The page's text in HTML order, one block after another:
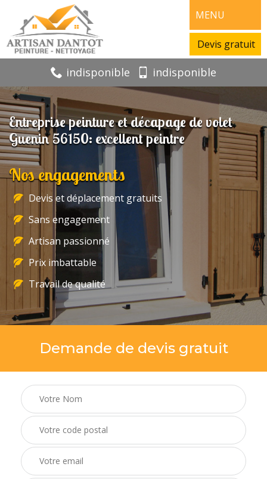
MENU
Devis gratuit
indisponible indisponible
Entreprise peinture et décapage de volet
Guenin 56150: excellent peintre
Nos engagements
Devis et déplacement gratuits
Sans engagement
Artisan passionné
Prix imbattable
Travail de qualité
Demande de devis gratuit